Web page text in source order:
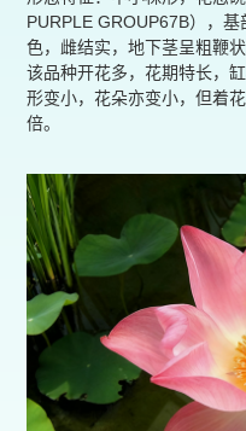
PURPLE GROUP67B），
色，雌结实，地下茎呈粗鞭状
该品种开花多，花期特长，
形变小，花朵亦变小，但着
倍。